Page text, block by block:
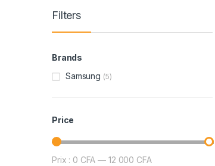
Filters
Brands
Samsung (5)
Price
Prix min
Prix max
Prix : 0 CFA — 12 000 CFA